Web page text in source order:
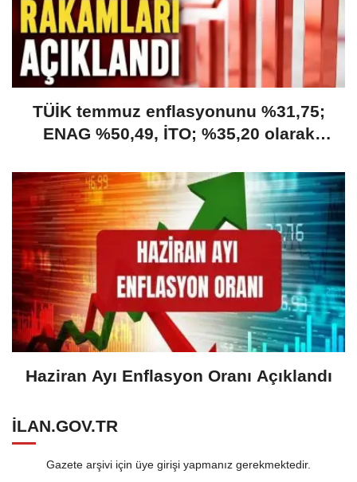
TÜİK temmuz enflasyonunu %31,75;
ENAG %50,49, İTO; %35,20 olarak
Haziran Ayı Enflasyon Oranı Açıklandı
ILAN.GOV.TR
Gazete arşivi için üye girişi yapmanız gerekmektedir.